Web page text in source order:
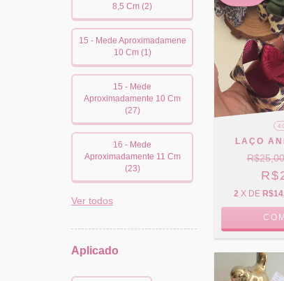
8,5 Cm (2)
15 - Mede Aproximadamene
10 Cm (1)
15 - Mede
Aproximadamente 10 Cm
(27)
16 - Mede
Aproximadamente 11 Cm
(23)
Ver todos
Aplicado
4
LAÇO
2 X DE